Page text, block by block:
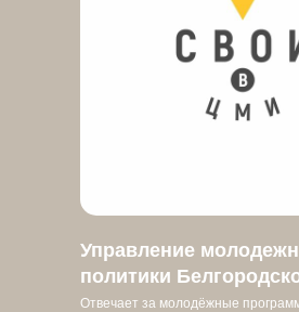
Управление
политики
Отвечает за молодёжные